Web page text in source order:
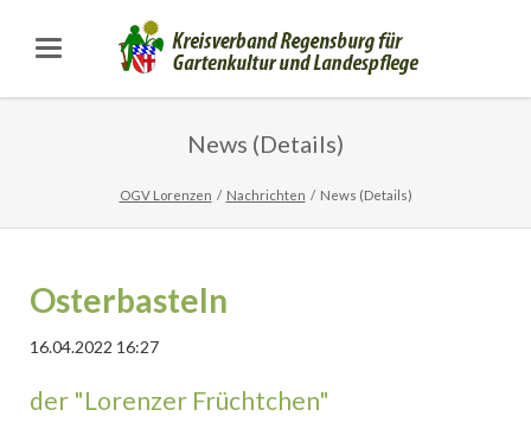
News (Details)
OGV Lorenzen Nachrichten News (Details)
Osterbasteln
16.04.2022 16:27
der "Lorenzer Früchtchen"